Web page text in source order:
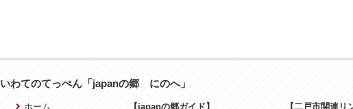
いわてのてっぺん「japanの郷 にのへ」
ホーム
【japanの郷ガイド】
【二戸市関連リ